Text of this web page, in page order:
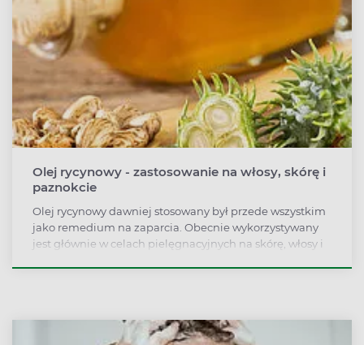
Olej rycynowy - zastosowanie na włosy, skórę i
paznokcie
Olej rycynowy dawniej stosowany był przede wszystkim
jako remedium na zaparcia. Obecnie wykorzystywany
jest głównie w celach pielęgnacyjnych na skórę, włosy i